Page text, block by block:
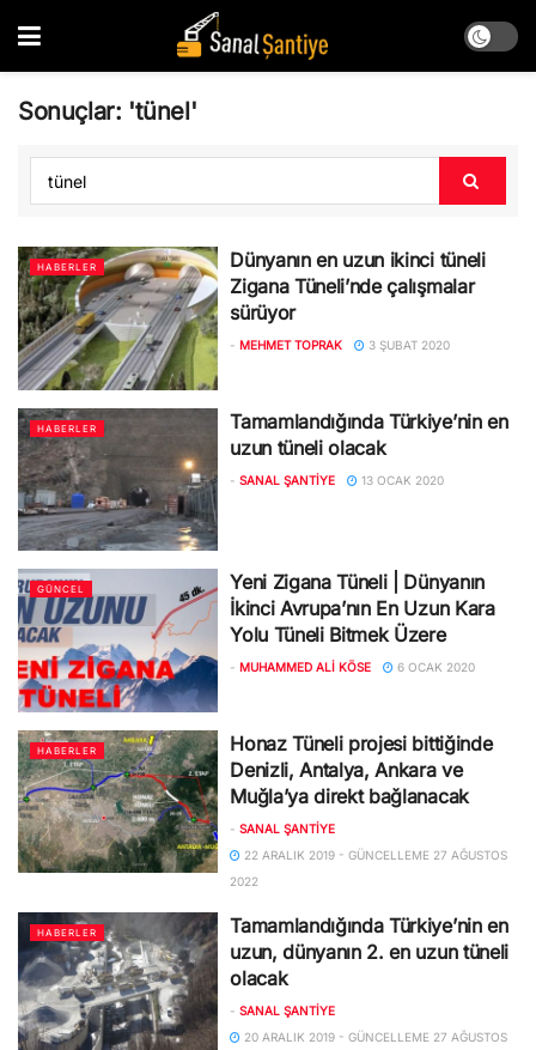
Sonuçlar: 'tünel'
HABERLER
Dünyanın en uzun ikinci tüneli
Zigana Tüneli’nde çalışmalar
sürüyor
- MEHMET TOPRAK 3 ŞUBAT 2020
HABERLER
Tamamlandığında Türkiye’nin en
uzun tüneli olacak
- SANAL ŞANTIYE 13 OCAK 2020
GÜNCEL
Yeni Zigana Tüneli | Dünyanın
İkinci Avrupa’nın En Uzun Kara
Yolu Tüneli Bitmek Üzere
- MUHAMMED ALI KÖSE 6 OCAK 2020
HABERLER
Honaz Tüneli projesi bittiğinde
Denizli, Antalya, Ankara ve
Muğla’ya direkt bağlanacak
- SANAL ŞANTIYE
22 ARALIK 2019 - GÜNCELLEME 27 AĞUSTOS
2022
HABERLER
Tamamlandığında Türkiye’nin en
uzun, dünyanın 2. en uzun tüneli
olacak
- SANAL ŞANTIYE
20 ARALIK 2019 - GÜNCELLEME 27 AĞUSTOS